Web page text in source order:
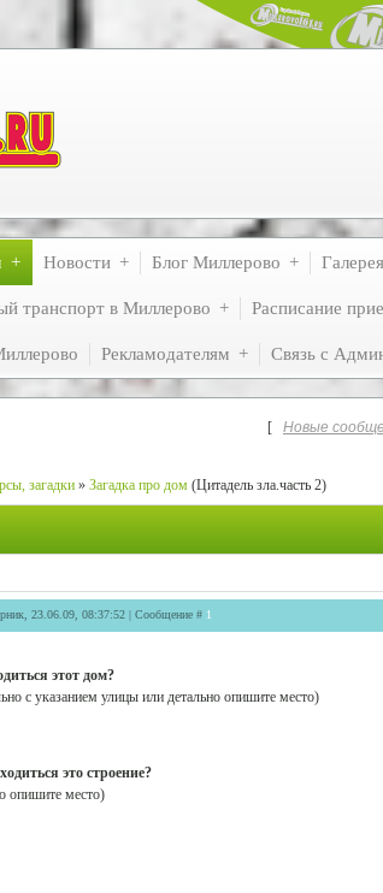
Новости Блог Миллерово Галерея
транспорт в Миллерово Расписание
Рекламодателям Связь с
[ Новые
загадки » Загадка про дом (Цитадель зла.часть 2)
23.06.09, 08:37:52 | Сообщение # 1
этот дом?
с указанием улицы или детально опишите место)
это строение?
опишите место)